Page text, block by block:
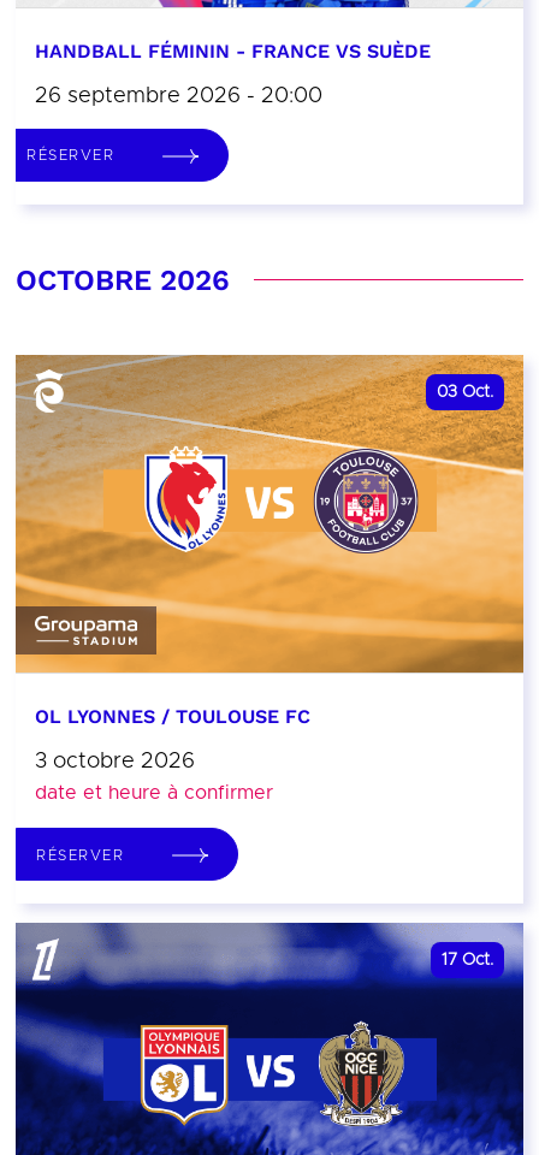
HANDBALL FÉMININ - FRANCE VS SUÈDE
26 septembre 2026 - 20:00
RÉSERVER
OCTOBRE 2026
03 Oct.
OL LYONNES / TOULOUSE FC
3 octobre 2026
date et heure à confirmer
RÉSERVER
17 Oct.